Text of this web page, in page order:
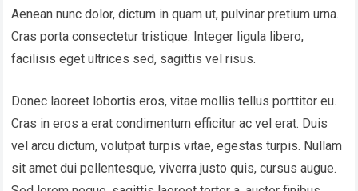
Aenean nunc dolor, dictum in quam ut, pulvinar pretium urna.
Cras porta consectetur tristique. Integer ligula libero,
facilisis eget ultrices sed, sagittis vel risus.
Donec laoreet lobortis eros, vitae mollis tellus porttitor eu.
Cras in eros a erat condimentum efficitur ac vel erat. Duis
vel arcu dictum, volutpat turpis vitae, egestas turpis. Nullam
sit amet dui pellentesque, viverra justo quis, cursus augue.